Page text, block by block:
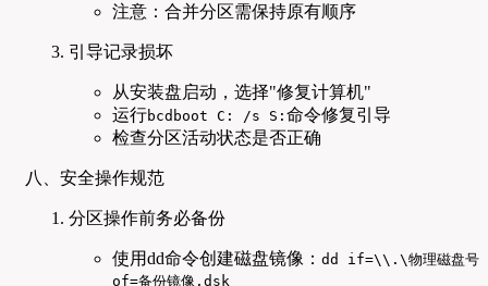
注意：合并分区需保持原有顺序
引导记录损坏
从安装盘启动，选择"修复计算机"
运行bcdboot C: /s S: 命令修复引导
检查分区活动状态是否正确
八、安全操作规范
分区操作前务必备份
使用dd命令创建磁盘镜像： dd if=\\.\物理磁盘号
of=备份镜像.dsk